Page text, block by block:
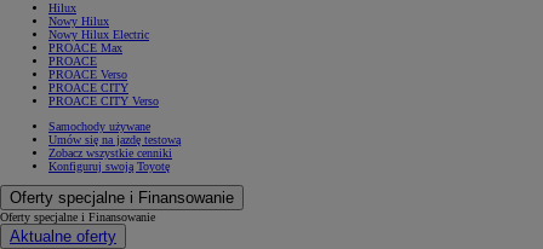
Hilux
Nowy Hilux
Nowy Hilux Electric
PROACE Max
PROACE
PROACE Verso
PROACE CITY
PROACE CITY Verso
Samochody używane
Umów się na jazdę testową
Zobacz wszystkie cenniki
Konfiguruj swoją Toyotę
Oferty specjalne i Finansowanie
Oferty specjalne i Finansowanie
Aktualne oferty